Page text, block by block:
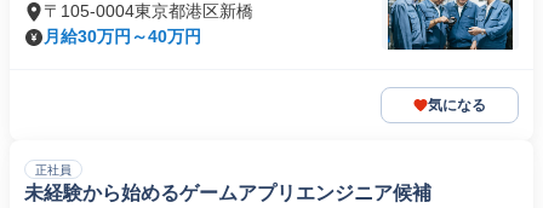
〒105-0004東京都港区新橋
月給30万円～40万円
気になる
正社員
未経験から始めるゲームアプリエンジニア候補